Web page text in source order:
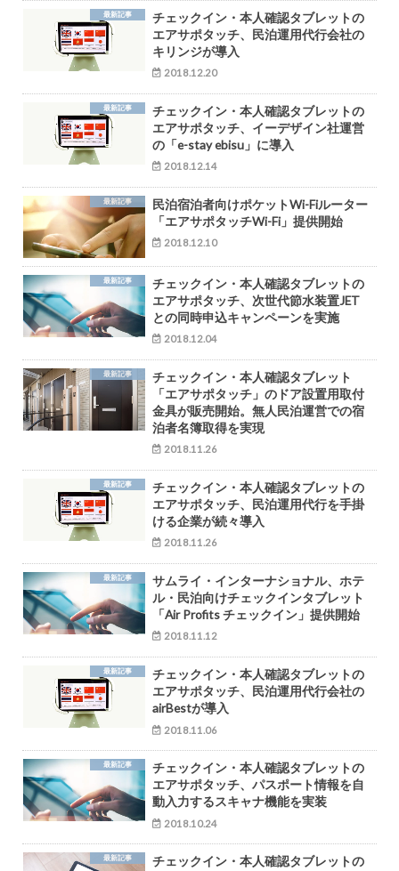
最新記事
チェックイン・本人確認タブレットの
エアサポタッチ、民泊運用代行会社の
キリンジが導入
2018.12.20
最新記事
チェックイン・本人確認タブレットの
エアサポタッチ、イーデザイン社運営
の「e-stay ebisu」に導入
2018.12.14
最新記事
民泊宿泊者向けポケットWi-Fiルーター
「エアサポタッチWi-Fi」提供開始
2018.12.10
最新記事
チェックイン・本人確認タブレットの
エアサポタッチ、次世代節水装置JET
との同時申込キャンペーンを実施
2018.12.04
最新記事
チェックイン・本人確認タブレット
「エアサポタッチ」のドア設置用取付
金具が販売開始。無人民泊運営での宿
泊者名簿取得を実現
2018.11.26
最新記事
チェックイン・本人確認タブレットの
エアサポタッチ、民泊運用代行を手掛
ける企業が続々導入
2018.11.26
最新記事
サムライ・インターナショナル、ホテ
ル・民泊向けチェックインタブレット
「Air Profits チェックイン」提供開始
2018.11.12
最新記事
チェックイン・本人確認タブレットの
エアサポタッチ、民泊運用代行会社の
airBestが導入
2018.11.06
最新記事
チェックイン・本人確認タブレットの
エアサポタッチ、パスポート情報を自
動入力するスキャナ機能を実装
2018.10.24
最新記事
チェックイン・本人確認タブレットの